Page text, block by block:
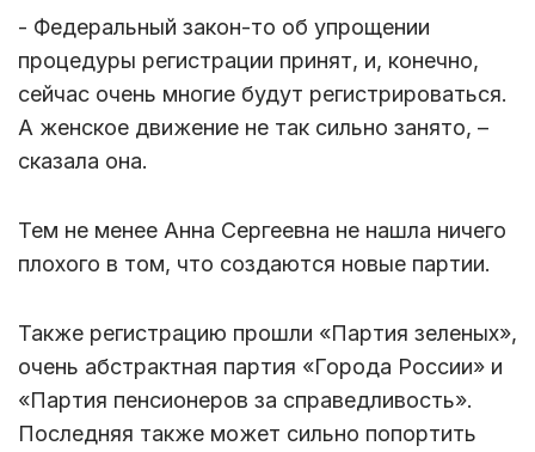
- Федеральный закон-то об упрощении
процедуры регистрации принят, и, конечно,
сейчас очень многие будут регистрироваться.
А женское движение не так сильно занято, –
сказала она.
Тем не менее Анна Сергеевна не нашла ничего
плохого в том, что создаются новые партии.
Также регистрацию прошли «Партия зеленых»,
очень абстрактная партия «Города России» и
«Партия пенсионеров за справедливость».
Последняя также может сильно попортить